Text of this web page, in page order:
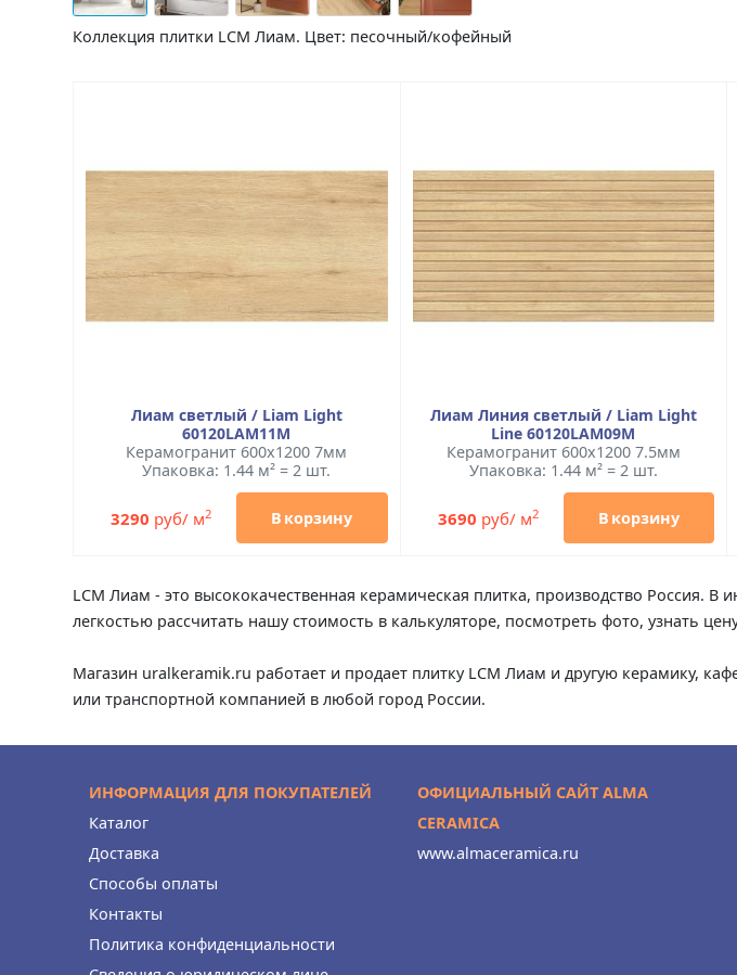
Коллекция плитки LCM Лиам. Цвет: песочный/кофейный
Лиам светлый / Liam Light
60120LAM11M
Керамогранит 600x1200 7мм
Упаковка: 1.44 м² = 2 шт.
3290 руб/ м2 В корзину
Лиам Линия светлый / Liam Light
Line 60120LAM09M
Керамогранит 600x1200 7.5мм
Упаковка: 1.44 м² = 2 шт.
3690 руб/ м2 В корзину
LCM Лиам - это высококачественная керамическая плитка, производство Россия.
легкостью рассчитать нашу стоимость в калькуляторе, посмотреть фото, узнать
Магазин uralkeramik.ru работает и продает плитку LCM Лиам и другую керамику,
или транспортной компанией в любой город России.
ИНФОРМАЦИЯ ДЛЯ ПОКУПАТЕЛЕЙ
Каталог
Доставка
Способы оплаты
Контакты
Политика конфиденциальности
ОФИЦИАЛЬНЫЙ САЙТ ALMA
CERAMICA
www.almaceramica.ru